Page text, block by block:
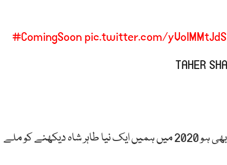
#ComingSoon pic.twitter.com/yVoIMMtJdS
شائقین کی جانب سے یہ امید ظاہر کی جا رہی ہے کہ جو بھی ہو 2020 میں ہمیں ایک نیا طاہر شاہ دیکھنے کو ملے